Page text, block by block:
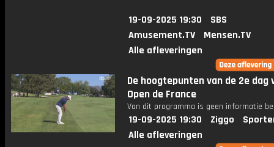
19-09-2025 19:30
SBS
Amusement.TV
Mensen.TV
Alle afleveringen
De hoogtepunten van de 2e dag
Open de France
Van dit programma is geen informatie
19-09-2025 19:30 Ziggo
Alle afleveringen